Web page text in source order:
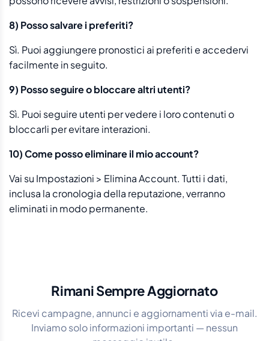
8) Posso salvare i preferiti?
Sì. Puoi aggiungere pronostici ai preferiti e accedervi
facilmente in seguito.
9) Posso seguire o bloccare altri utenti?
Sì. Puoi seguire utenti per vedere i loro contenuti o
bloccarli per evitare interazioni.
10) Come posso eliminare il mio account?
Vai su Impostazioni > Elimina Account. Tutti i dati,
inclusa la cronologia della reputazione, verranno
eliminati in modo permanente.
Rimani Sempre Aggiornato
Ricevi campagne, annunci e aggiornamenti via e-mail.
Inviamo solo informazioni importanti — nessun